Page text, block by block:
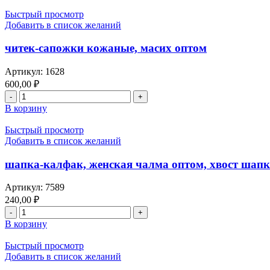
Быстрый просмотр
Добавить в список желаний
читек-сапожки кожаные, масих оптом
Артикул: 1628
600,00 ₽
В корзину
Быстрый просмотр
Добавить в список желаний
шапка-калфак, женская чалма оптом, хвост
Артикул: 7589
240,00 ₽
В корзину
Быстрый просмотр
Добавить в список желаний